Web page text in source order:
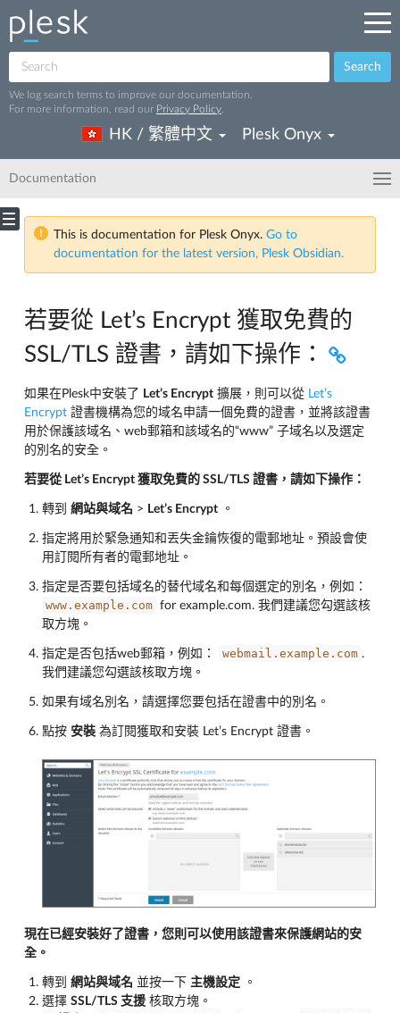
Search
We log search terms to improve our documentation.
For more information, read our Privacy Policy
HK / 繁體中文 Plesk Onyx
Documentation
This is documentation for Plesk Onyx. Go to
documentation for the latest version, Plesk Obsidian.
若要從 Let’s Encrypt 獲取免費的
SSL/TLS 證書，請如下操作：
如果在Plesk中安裝了 Let’s Encrypt 擴展，則可以從 Let’s
Encrypt 證書機構為您的域名申請一個免費的證書，並將該證書
用於保護該域名、web郵箱和該域名的“www” 子域名以及選定
的別名的安全。
若要從 Let’s Encrypt 獲取免費的 SSL/TLS 證書，請如下操作：
轉到 網站與域名 > Let’s Encrypt 。
指定將用於緊急通知和丟失金鑰恢復的電郵地址。預設會使
用訂閱所有者的電郵地址。
指定是否要包括域名的替代域名和每個選定的別名，例如：
www.example.com for example.com. 我們建議您勾選該核
取方塊。
指定是否包括web郵箱，例如： webmail.example.com .
我們建議您勾選該核取方塊。
如果有域名別名，請選擇您要包括在證書中的別名。
點按 安裝 為訂閱獲取和安裝 Let’s Encrypt 證書。
現在已經安裝好了證書，您則可以使用該證書來保護網站的安
全。
轉到 網站與域名 並按一下 主機設定 。
選擇 SSL/TLS 支援 核取方塊。